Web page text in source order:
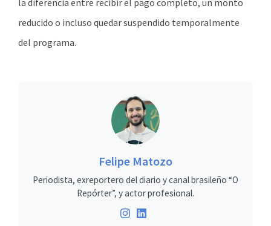
la diferencia entre recibir el pago completo, un monto
reducido o incluso quedar suspendido temporalmente
del programa.
Felipe Matozo
Periodista, exreportero del diario y canal brasileño “O
Repórter”, y actor profesional.